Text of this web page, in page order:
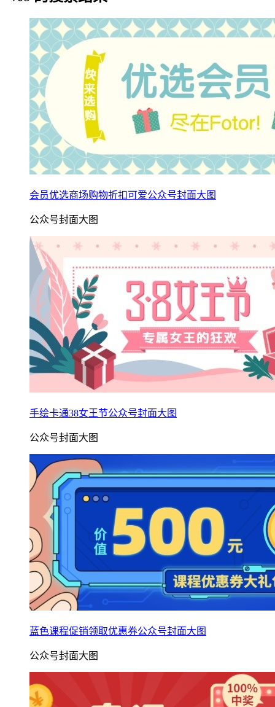
会员优选商场购物折扣可爱公众号封面大图
公众号封面大图
手绘卡通38女王节公众号封面大图
公众号封面大图
蓝色课程促销领取优惠券公众号封面大图
公众号封面大图